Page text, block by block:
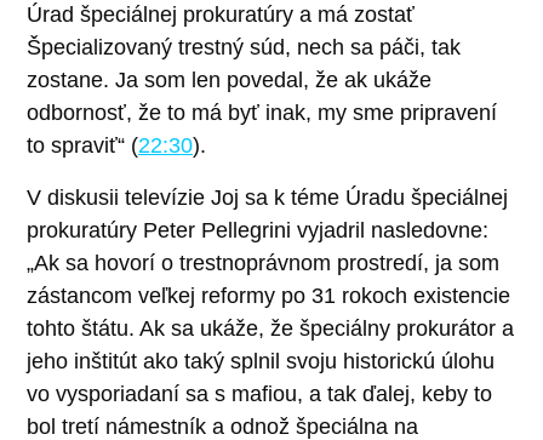
Úrad špeciálnej prokuratúry a má zostať
Špecializovaný trestný súd, nech sa páči, tak
zostane. Ja som len povedal, že ak ukáže
odbornosť, že to má byť inak, my sme pripravení
to spraviť“ (22:30).
V diskusii televízie Joj sa k téme Úradu špeciálnej
prokuratúry Peter Pellegrini vyjadril nasledovne:
„Ak sa hovorí o trestnoprávnom prostredí, ja som
zástancom veľkej reformy po 31 rokoch existencie
tohto štátu. Ak sa ukáže, že špeciálny prokurátor a
jeho inštitút ako taký splnil svoju historickú úlohu
vo vysporiadaní sa s mafiou, a tak ďalej, keby to
bol tretí námestník a odnož špeciálna na